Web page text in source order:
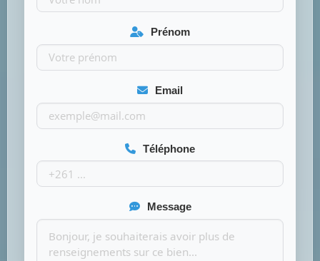
Prénom
Email
Téléphone
Message